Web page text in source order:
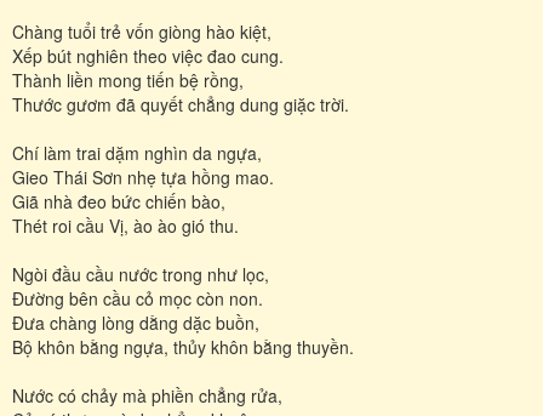
Chàng tuổi trẻ vốn giòng hào kiệt,
Xếp bút nghiên theo việc đao cung.
Thành liền mong tiến bệ rồng,
Thước gươm đã quyết chẳng dung giặc trời.
Chí làm trai dặm nghìn da ngựa,
Gieo Thái Sơn nhẹ tựa hồng mao.
Giã nhà đeo bức chiến bào,
Thét roi cầu Vị, ào ào gió thu.
Ngòi đầu cầu nước trong như lọc,
Đường bên cầu cỏ mọc còn non.
Đưa chàng lòng dằng dặc buồn,
Bộ khôn bằng ngựa, thủy khôn bằng thuyền.
Nước có chảy mà phiền chẳng rửa,